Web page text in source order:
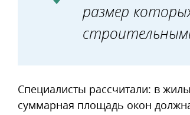
размер
Специалисты рассчитали: в
суммарная площадь окон